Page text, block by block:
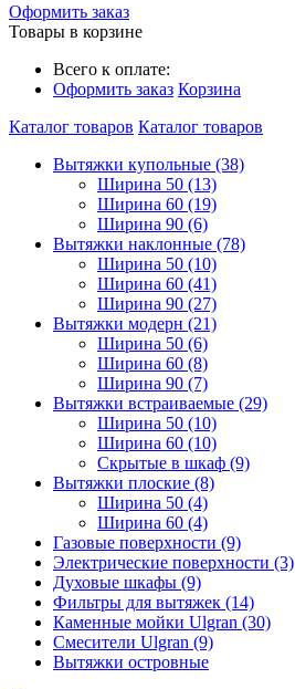
Оформить заказ
Товары в корзине
Всего к оплате:
Оформить заказ Корзина
Каталог товаров Каталог товаров
Вытяжки купольные (38)
Ширина 50 (13)
Ширина 60 (19)
Ширина 90 (6)
Вытяжки наклонные (78)
Ширина 50 (10)
Ширина 60 (41)
Ширина 90 (27)
Вытяжки модерн (21)
Ширина 50 (6)
Ширина 60 (8)
Ширина 90 (7)
Вытяжки встраиваемые (29)
Ширина 50 (10)
Ширина 60 (10)
Скрытые в шкаф (9)
Вытяжки плоские (8)
Ширина 50 (4)
Ширина 60 (4)
Газовые поверхности (9)
Электрические поверхности (3)
Духовые шкафы (9)
Фильтры для вытяжек (14)
Каменные мойки Ulgran (30)
Смесители Ulgran (9)
Вытяжки островные